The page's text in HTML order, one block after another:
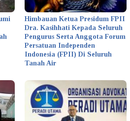
Himbauan Ketua Presidum FPII
Dra. Kasihhati Kepada Seluruh
Pengurus Serta Anggota Forum
Persatuan Independen
Indonesia (FPII) Di Seluruh
Tanah Air